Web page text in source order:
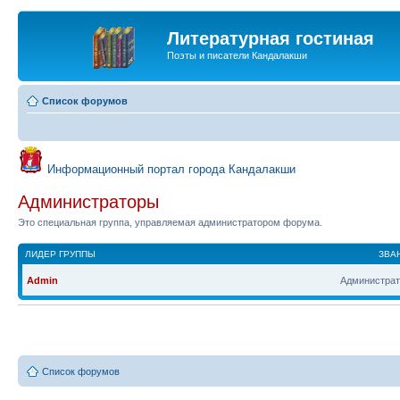
Литературная гостиная
Поэты и писатели Кандалакши
Список форумов
Информационный портал города Кандалакши
Администраторы
Это специальная группа, управляемая администратором форума.
ЛИДЕР ГРУППЫ
Admin
Список форумов